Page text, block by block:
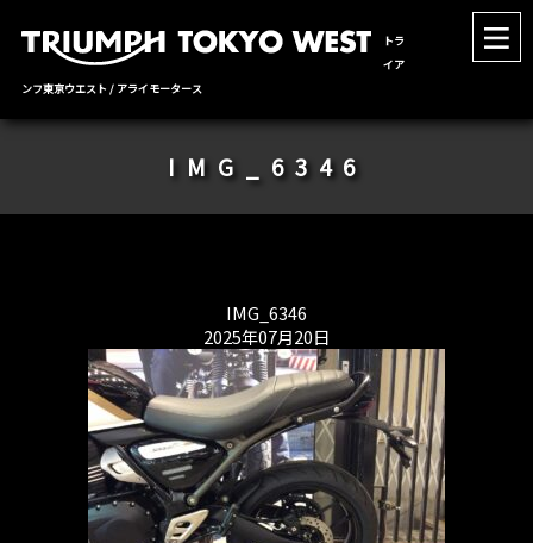
トラ
イア
ンフ東京ウエスト / アライモータース
IMG_6346
IMG_6346
2025年07月20日